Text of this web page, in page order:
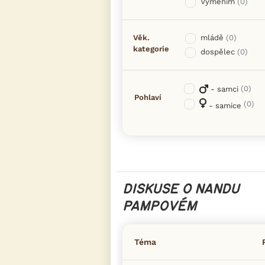
Věk.
kategorie
mládě (0)
dospělec (0)
Pohlaví
- samci (0)
- samice (0)
DISKUSE O NANDU
PAMPOVÉM
Téma